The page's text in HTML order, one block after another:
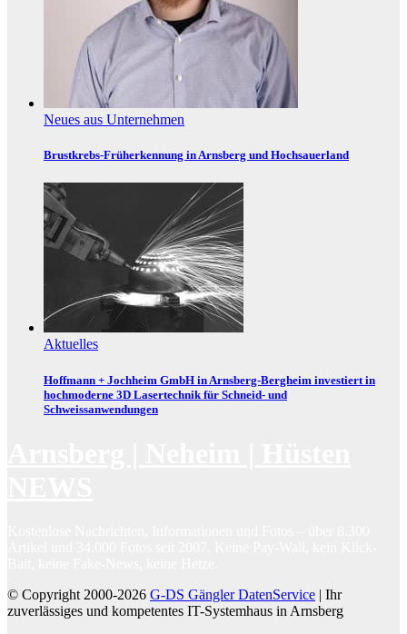
Neues aus Unternehmen
Brustkrebs-Früherkennung in Arnsberg und Hochsauerland
Aktuelles
Hoffmann + Jochheim GmbH in Arnsberg-Bergheim investiert in
hochmoderne 3D Lasertechnik für Schneid- und
Schweissanwendungen
© Copyright 2000-2026 G-DS Gängler DatenService | Ihr
zuverlässiges und kompetentes IT-Systemhaus in Arnsberg